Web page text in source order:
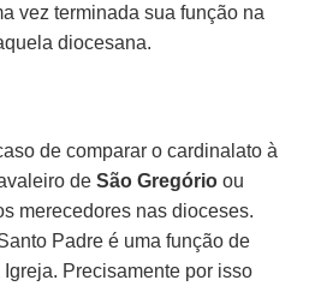
vez terminada sua função na
diocesana.
de comparar o cardinalato à
deSão Gregório ou
merecedores nas dioceses.
Padre é uma função de
Precisamente por isso